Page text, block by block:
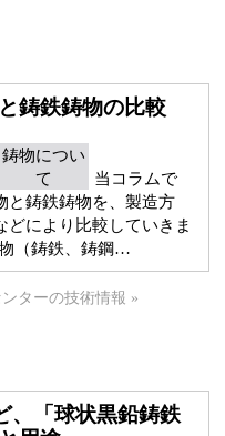
鋳鉄鋳物の比較
鋳物につい
て
当コラムで
と鋳鉄鋳物を、製造方
どにより比較していきま
（鋳鉄、鋳鋼…
ターの技術情報 »
、「球状黒鉛鋳鉄